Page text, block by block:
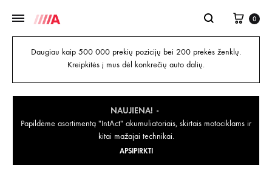
0
Daugiau kaip 500 000 prekių pozicijų bei 200 prekės ženklų.
Kreipkitės į mus dėl konkrečių auto dalių.
NAUJIENA!
Papildėme asortimentą "IntAct" akumuliatoriais, skirtais motociklams ir
kitai mažajai technikai.
APSIPIRKTI